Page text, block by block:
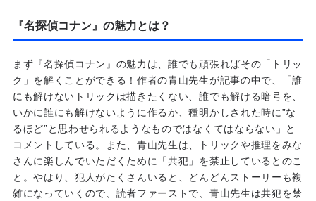
『名探偵コナン』の魅力とは？
まず『名探偵コナン』の魅力は、誰でも頑張ればその「トリッ
ク」を解くことができる！作者の青山先生が記事の中で、「誰
にも解けないトリックは描きたくない、誰でも解ける暗号を、
いかに誰にも解けないように作るか、種明かしされた時に”な
るほど”と思わせられるようなものではなくてはならない」と
コメントしている。また、青山先生は、トリックや推理をみな
さんに楽しんでいただくために「共犯」を禁止しているとのこ
と。やはり、犯人がたくさんいると、どんどんストーリーも複
雑になっていくので、読者ファーストで、青山先生は共犯を禁